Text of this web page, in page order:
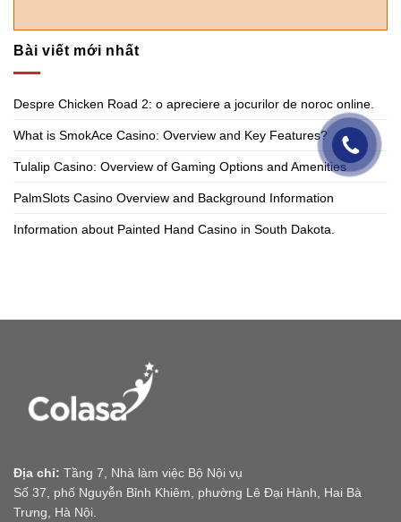
Bài viết mới nhất
Despre Chicken Road 2: o apreciere a jocurilor de noroc online.
What is SmokAce Casino: Overview and Key Features?
Tulalip Casino: Overview of Gaming Options and Amenities
PalmSlots Casino Overview and Background Information
Information about Painted Hand Casino in South Dakota.
Địa chỉ: Tầng 7, Nhà làm việc Bộ Nội vụ
Số 37, phố Nguyễn Bỉnh Khiêm, phường Lê Đại Hành, Hai Bà
Trưng, Hà Nội.